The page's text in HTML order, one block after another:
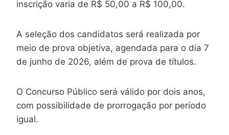
inscrição varia de R$ 50,00 a R$ 100,00.
A seleção dos candidatos será realizada por
meio de prova objetiva, agendada para o dia 7
de junho de 2026, além de prova de títulos.
O Concurso Público será válido por dois anos,
com possibilidade de prorrogação por período
igual.